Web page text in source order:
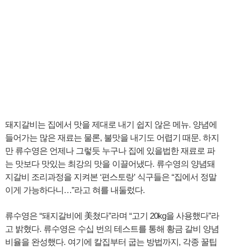
돼지갈비는 집에서 맛을 제대로 내기 쉽지 않은 메뉴. 양념에
들어가는 많은 재료는 물론, 불맛을 내기도 어렵기 때문. 하지
만 류수영은 언제나 그렇듯 누구나 집에 있을법한 재료로 파
는 맛보다 맛있는 최강의 맛을 이끌어냈다. 류수영의 양념돼
지갈비 조리과정을 지켜본 ‘편스토랑’ 식구들은 “집에서 정말
이게 가능하다니…”라고 혀를 내둘렀다.
류수영은 “돼지갈비에 美쳤다”라며 “고기 20kg을 사용했다”라
고 밝혔다. 류수영은 수십 번의 테스트를 통해 황금 갈비 양념
비율을 완성했다. 여기에 칼집부터 굽는 방법까지, 각종 꿀팁